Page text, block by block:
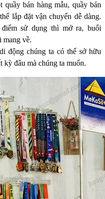
quầy bán hàng mẫu, quầy bán
lắp đặt vận chuyển dễ dàng.
điểm sử dụng thì mở ra, buổi
mang về.
động chúng ta có thể sở hữu
kỳ đâu mà chúng ta muốn.